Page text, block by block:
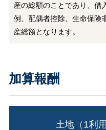
産の総額のことであり、借
例、配偶者控除、生命保険
産総額となります。
加算報酬
土地（1利